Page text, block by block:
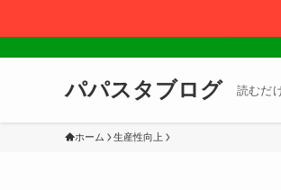
パパスタブログ 読むだ
ホーム 生産性向上